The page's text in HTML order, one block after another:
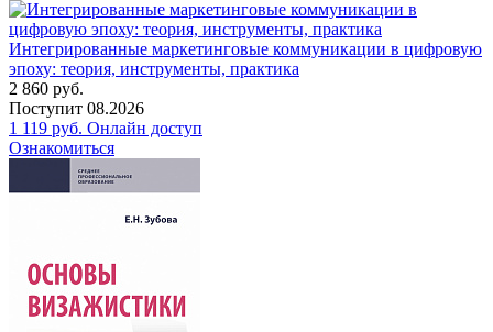
Интегрированные маркетинговые коммуникации в цифровую
эпоху: теория, инструменты, практика
2 860 руб.
Поступит 08.2026
1 119 руб. Онлайн доступ
Ознакомиться